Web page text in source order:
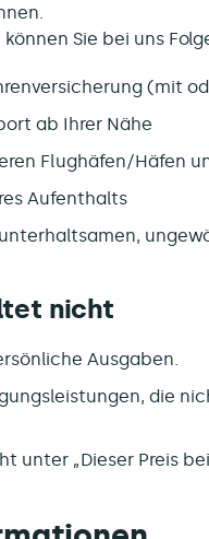
Sie bei uns
(mit
ab Ihrer Nähe
Flughäfen/Häfen
Aufenthalts
nicht
Ausgaben.
die
unter „Dieser Preis